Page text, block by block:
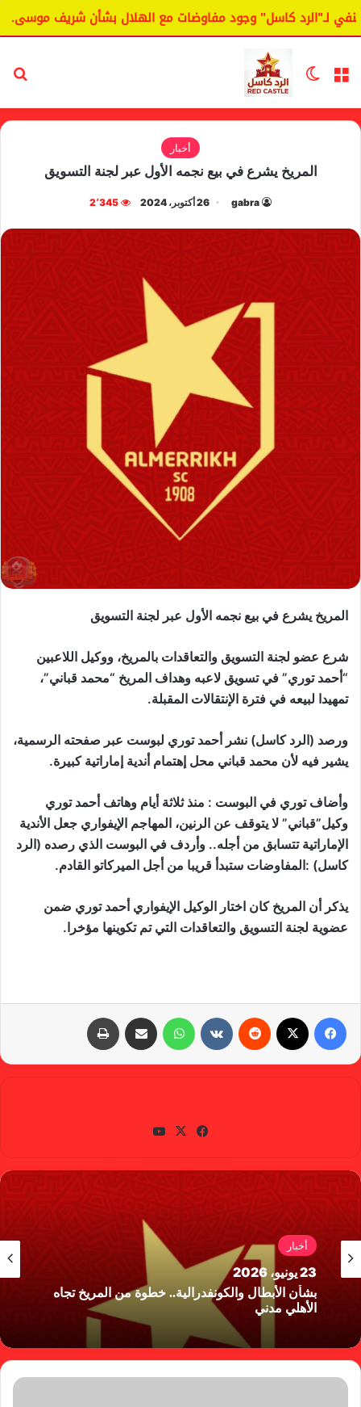
لـ"الرد كاسل" وجود مفاوضات مع الهلال بشأن شريف موسى.
القائمة الوضع المظلم
أخبار
المريخ يشرع في بيع نجمه الأول عبر لجنة التسويق
gabra 26 أكتوبر، 2024 2٬345
المريخ يشرع في بيع نجمه الأول عبر لجنة التسويق
شرع عضو لجنة التسويق والتعاقدات بالمريخ، ووكيل اللاعبين
“أحمد توري” في تسويق لاعبه وهداف المريخ “محمد قباني”،
تمهيدا لبيعه في فترة الإنتقالات المقبلة.
ورصد (الرد كاسل) نشر أحمد توري لبوست عبر صفحته الرسمية،
يشير فيه لأن محمد قباني محل إهتمام أندية إماراتية كبيرة.
وأضاف توري في البوست : منذ ثلاثة أيام وهاتف أحمد توري
وكيل”قباني” لا يتوقف عن الرنين، المهاجم الإيفواري جعل الأندية
الإماراتية تتسابق من أجله.. وأردف في البوست الذي رصده (الرد
كاسل) :المفاوضات ستبدأ قريبا من أجل الميركاتو القادم.
يذكر أن المريخ كان اختار الوكيل الإيفواري أحمد توري ضمن
عضوية لجنة التسويق والتعاقدات التي تم تكوينها مؤخرا.
واتساب
في
وك
X
أخبار
23 يونيو، 2026
بشأن الأبطال والكونفدرالية.. خطوة من المريخ تجاه
الأهلي مدني